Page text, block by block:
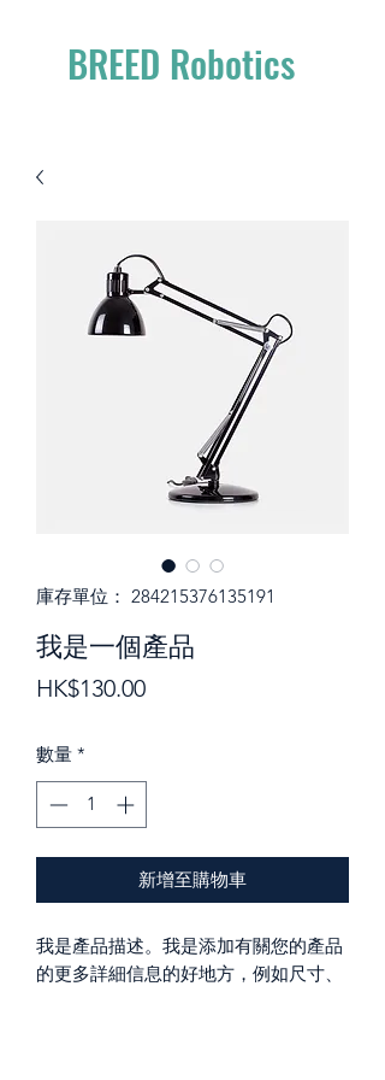
BREED Robotics
庫存單位： 284215376135191
我是一個產品
HK$130.00價
數量 *
新增至購物車
我是產品描述。我是添加有關您的產品
的更多詳細信息的好地方，例如尺寸、